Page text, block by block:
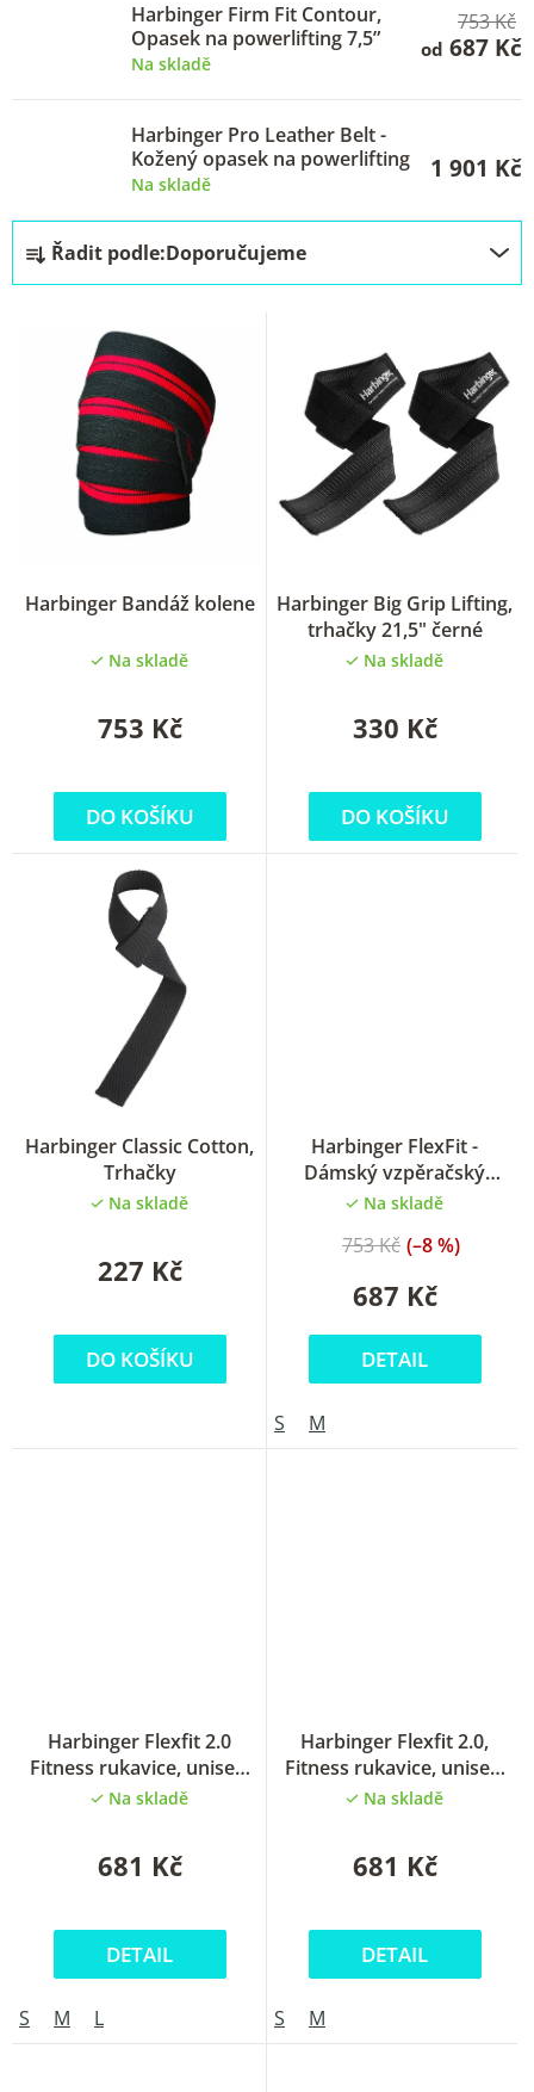
Harbinger Firm Fit Contour,
Opasek na powerlifting 7,5”
Na skladě
753 Kč
od 687 Kč
Harbinger Pro Leather Belt -
Kožený opasek na powerlifting
Na skladě
1 901 Kč
Ř
a
u
Řadit podle:Doporučujeme
ů
Harbinger Bandáž kolene
Na skladě
753 Kč
DO KOŠÍKU
Harbinger Big Grip Lifting,
trhačky 21,5" černé
Na skladě
330 Kč
DO KOŠÍKU
Harbinger Classic Cotton,
Trhačky
Na skladě
227 Kč
DO KOŠÍKU
Harbinger FlexFit -
Dámský vzpěračský
opasek
Na skladě
687 Kč
753 Kč (–8 %)
DETAIL
S M
Harbinger Flexfit 2.0
Fitness rukavice, unisex,
red
Na skladě
681 Kč
DETAIL
S M L
Harbinger Flexfit 2.0,
Fitness rukavice, unisex,
black
Na skladě
681 Kč
DETAIL
S M